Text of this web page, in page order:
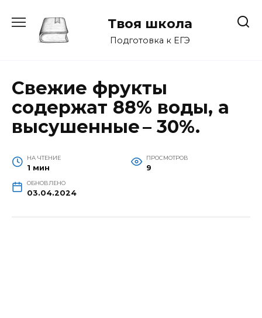
содержанию
Твоя школа
Подготовка к ЕГЭ
Свежие фрукты
содержат 88% воды, а
высушенные – 30%.
НА ЧТЕНИЕ
1 мин
ПРОСМОТРОВ
9
ОБНОВЛЕНО
03.04.2024